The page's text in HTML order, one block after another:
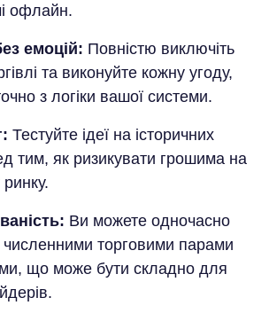
офлайн.
емоцій: Повністю виключіть
та виконуйте кожну угоду,
з логіки вашої системи.
Тестуйте ідеї на історичних
тим, як ризикувати грошима на
Ви можете одночасно
численними торговими парами
що може бути складно для